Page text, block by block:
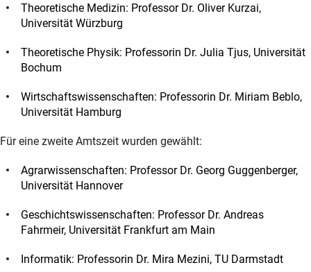
Theoretische Medizin: Professor Dr. Oliver Kurzai,
Universität Würzburg
Theoretische Physik: Professorin Dr. Julia Tjus, Universität
Bochum
Wirtschaftswissenschaften: Professorin Dr. Miriam Beblo,
Universität Hamburg
Für eine zweite Amtszeit wurden gewählt:
Agrarwissenschaften: Professor Dr. Georg Guggenberger,
Universität Hannover
Geschichtswissenschaften: Professor Dr. Andreas
Fahrmeir, Universität Frankfurt am Main
Informatik: Professorin Dr. Mira Mezini, TU Darmstadt